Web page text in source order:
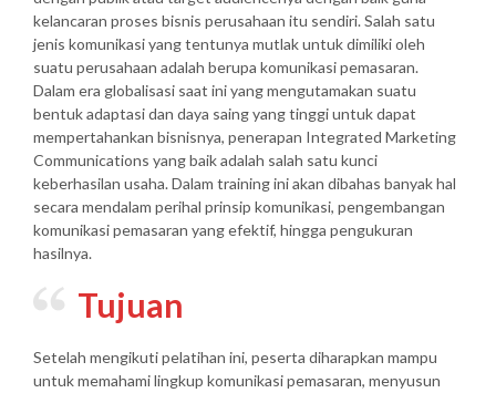
kelancaran proses bisnis perusahaan itu sendiri. Salah satu
jenis komunikasi yang tentunya mutlak untuk dimiliki oleh
suatu perusahaan adalah berupa komunikasi pemasaran.
Dalam era globalisasi saat ini yang mengutamakan suatu
bentuk adaptasi dan daya saing yang tinggi untuk dapat
mempertahankan bisnisnya, penerapan Integrated Marketing
Communications yang baik adalah salah satu kunci
keberhasilan usaha. Dalam training ini akan dibahas banyak hal
secara mendalam perihal prinsip komunikasi, pengembangan
komunikasi pemasaran yang efektif, hingga pengukuran
hasilnya.
Tujuan
Setelah mengikuti pelatihan ini, peserta diharapkan mampu
untuk memahami lingkup komunikasi pemasaran, menyusun